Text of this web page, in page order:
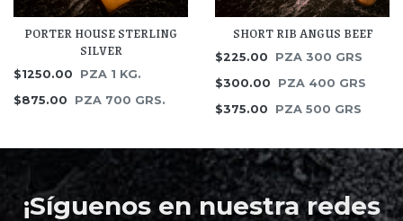
PORTER HOUSE STERLING
SILVER
$1250.00
PZA 1 KG.
$875.00
PZA 700 GRS.
SHORT RIB ANGUS BEEF
$225.00
PZA 300 GRS
$300.00
PZA 400 GRS
$375.00
PZA 500 GRS
¡Síguenos en nuestra redes